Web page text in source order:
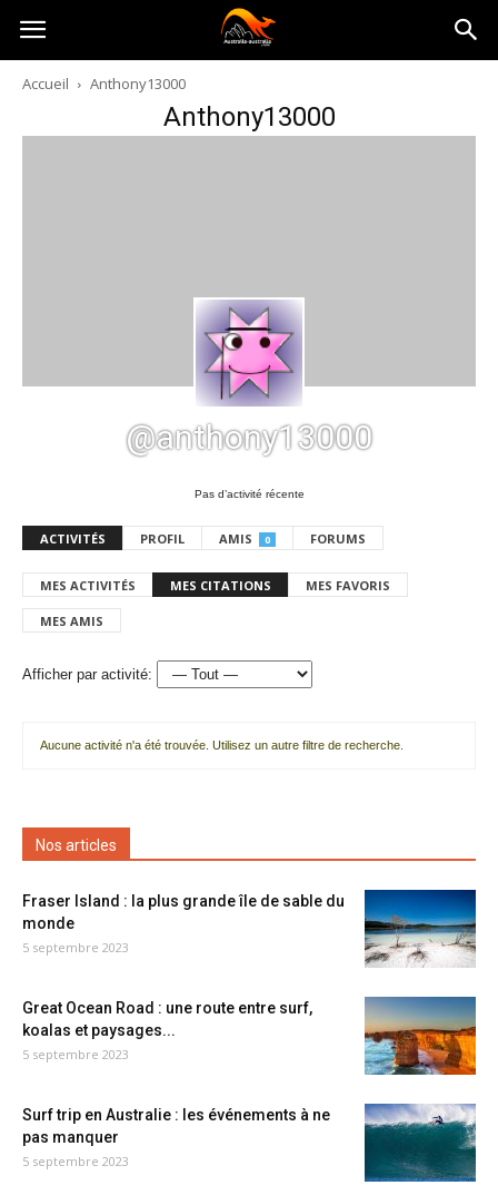
Australia-
australie.com
Accueil Anthony13000
Anthony13000
@anthony13000
Pas d’activité récente
ACTIVITÉS PROFIL AMIS 0 FORUMS
MES ACTIVITÉS MES CITATIONS MES FAVORIS
MES AMIS
Afficher par activité:
Aucune activité n'a été trouvée. Utilisez un autre filtre de recherche.
Nos articles
Fraser Island : la plus grande île de sable du
monde
5 septembre 2023
Great Ocean Road : une route entre surf,
koalas et paysages...
5 septembre 2023
Surf trip en Australie : les événements à ne
pas manquer
5 septembre 2023